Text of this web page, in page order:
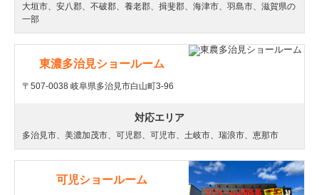
大垣市、安八郡、不破郡、養老郡、揖斐郡、海津市、羽島市、滋賀県の
一部
東濃多治見ショールーム
〒507-0038 岐阜県多治見市白山町3-96
対応エリア
多治見市、美濃加茂市、可児郡、可児市、土岐市、瑞浪市、恵那市
可児ショールーム